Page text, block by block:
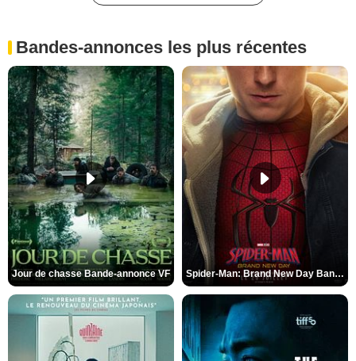
Bandes-annonces les plus récentes
Jour de chasse Bande-annonce VF Spider-Man: Brand New Day Bande-annonce (3) VO STFR